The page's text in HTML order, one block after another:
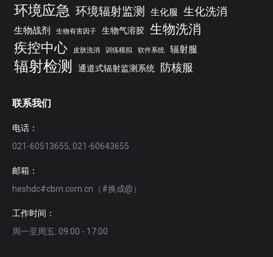
环境应急 环境辐射监测 生化服 生化洗消
生物战剂 生物有害因子 生物气溶胶 生物洗消
疾控中心
皮肤洗消 训练模拟 软件系统 辐射服
辐射检测 通道式辐射监测系统 防核服
联系我们
电话：
021-60513655, 021-60643655
邮箱：
heshdc#cbrn.com.cn（#换成@）
工作时间：
周一至周五: 09:00 - 17:00